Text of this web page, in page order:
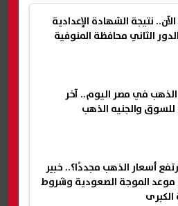
نتيجة الشهادة الإعدادية
في مصر اليوم.. آخر
والجنيه الذهب
أسعار الذهب مجددًا؟.. خبير
الموجة الصعودية وشروط
الكبرى